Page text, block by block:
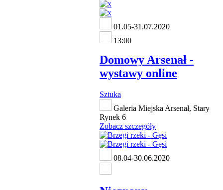
01.05-31.07.2020
13:00
Domowy Arsenał -
wystawy online
Sztuka
Galeria Miejska Arsenał, Stary
Rynek 6
Zobacz szczegóły
08.04-30.06.2020